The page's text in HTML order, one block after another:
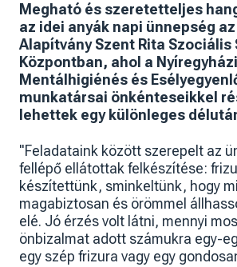
Megható és szeretetteljes
az idei anyák napi ünnepség
Alapítvány Szent Rita
Központban, ahol a
Mentálhigiénés és
munkatársai önkénteseikkel
lehettek egy különleges
"Feladataink között szerepelt az
fellépő ellátottak felkészítése:
készítettünk, sminkeltünk, hogy
magabiztosan és örömmel
elé. Jó érzés volt látni, mennyi
önbizalmat adott számukra egy-
egy szép frizura vagy egy